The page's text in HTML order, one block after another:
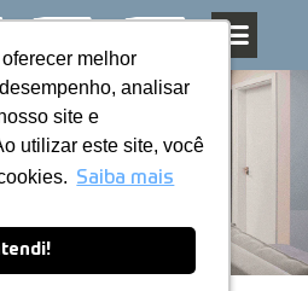
melhor
analisar
site e
utilizar este site, você
Saiba mais
melhor
analisar
site e
utilizar este site, você
Saiba mais